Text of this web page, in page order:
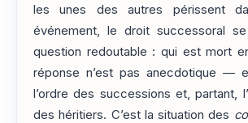
les unes des autres périssent
événement, le droit successoral
question redoutable : qui est mort
réponse n’est pas anecdotique —
l’ordre des successions et, partant,
des héritiers. C’est la situation des